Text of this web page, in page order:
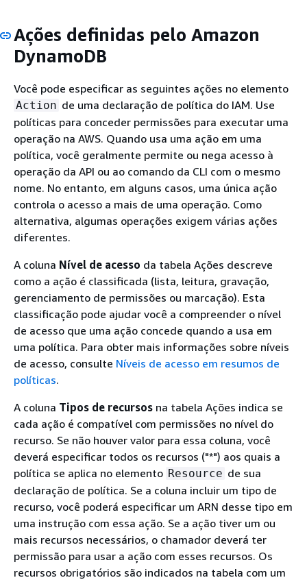
Ações definidas pelo Amazon
DynamoDB
Você pode especificar as seguintes ações no elemento
Action de uma declaração de política do IAM. Use
políticas para conceder permissões para executar uma
operação na AWS. Quando usa uma ação em uma
política, você geralmente permite ou nega acesso à
operação da API ou ao comando da CLI com o mesmo
nome. No entanto, em alguns casos, uma única ação
controla o acesso a mais de uma operação. Como
alternativa, algumas operações exigem várias ações
diferentes.
A coluna Nível de acesso da tabela Ações descreve
como a ação é classificada (lista, leitura, gravação,
gerenciamento de permissões ou marcação). Esta
classificação pode ajudar você a compreender o nível
de acesso que uma ação concede quando a usa em
uma política. Para obter mais informações sobre níveis
de acesso, consulte Níveis de acesso em resumos de
políticas.
A coluna Tipos de recursos na tabela Ações indica se
cada ação é compatível com permissões no nível do
recurso. Se não houver valor para essa coluna, você
deverá especificar todos os recursos ("*") aos quais a
política se aplica no elemento Resource de sua
declaração de política. Se a coluna incluir um tipo de
recurso, você poderá especificar um ARN desse tipo em
uma instrução com essa ação. Se a ação tiver um ou
mais recursos necessários, o chamador deverá ter
permissão para usar a ação com esses recursos. Os
recursos obrigatórios são indicados na tabela com um